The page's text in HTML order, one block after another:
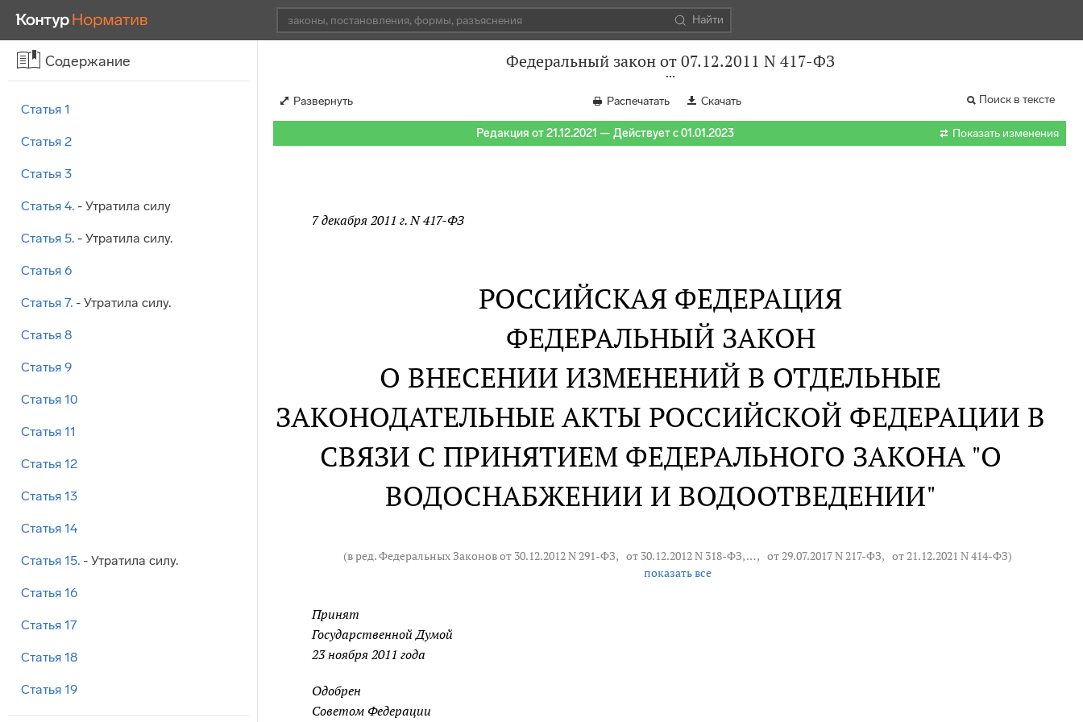
Найти
Содержание
Статья 1
Статья 2
Статья 3
Статья 4. - Утратила силу
Статья 5. - Утратила силу.
Статья 6
Статья 7. - Утратила силу.
Статья 8
Статья 9
Статья 10
Статья 11
Статья 12
Статья 13
Статья 14
Статья 15. - Утратила силу.
Статья 16
Статья 17
Статья 18
Статья 19
Федеральный закон от 07.12.2011 N 417-ФЗ
Развернуть Распечатать Скачать Поиск в тексте
Редакция от 21.12.2021 — Действует с 01.01.2023  Показать изменения
7 декабря 2011 г. N 417-ФЗ
РОССИЙСКАЯ ФЕДЕРАЦИЯ
ФЕДЕРАЛЬНЫЙ ЗАКОН
О ВНЕСЕНИИ ИЗМЕНЕНИЙ В ОТДЕЛЬНЫЕ
ЗАКОНОДАТЕЛЬНЫЕ АКТЫ РОССИЙСКОЙ ФЕДЕРАЦИИ В
СВЯЗИ С ПРИНЯТИЕМ ФЕДЕРАЛЬНОГО ЗАКОНА "О
ВОДОСНАБЖЕНИИ И ВОДООТВЕДЕНИИ"
(в ред. Федеральных Законов от 30.12.2012 N 291-ФЗ, от 30.12.2012 N 318-ФЗ, … , от 29.07.2017 N 217-ФЗ, от 21.12.2021 N 414-ФЗ)
показать все
Принят
Государственной Думой
23 ноября 2011 года
Одобрен
Советом Федерации